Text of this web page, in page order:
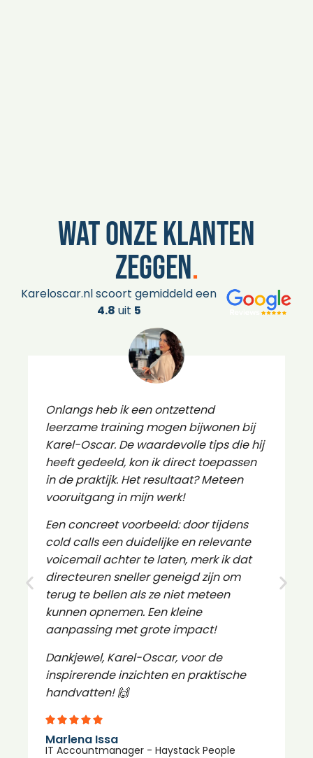
Wat onze klanten
zeggen.
Kareloscar.nl scoort gemiddeld een
4.8 uit 5
Onlangs heb ik een ontzettend
leerzame training mogen bijwonen bij
Karel-Oscar. De waardevolle tips die hij
heeft gedeeld, kon ik direct toepassen
in de praktijk. Het resultaat? Meteen
vooruitgang in mijn werk!
Een concreet voorbeeld: door tijdens
cold calls een duidelijke en relevante
voicemail achter te laten, merk ik dat
directeuren sneller geneigd zijn om
terug te bellen als ze niet meteen
kunnen opnemen. Een kleine
aanpassing met grote impact!
Dankjewel, Karel-Oscar, voor de
inspirerende inzichten en praktische
handvatten! 🙌
Marlena Issa
IT Accountmanager - Haystack People​